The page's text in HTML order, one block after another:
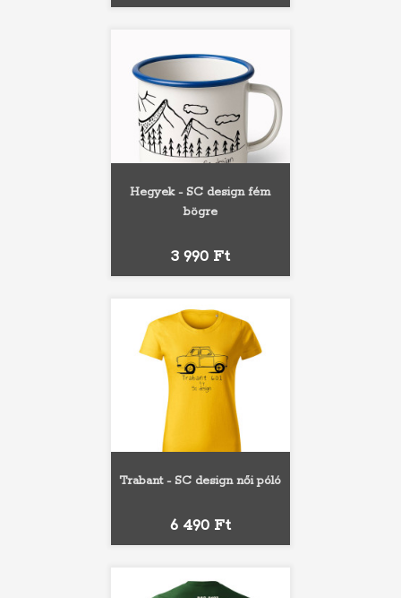
Hegyek - SC design fém
bögre
Ár
3 990 Ft
Trabant - SC design női póló
Ár
6 490 Ft